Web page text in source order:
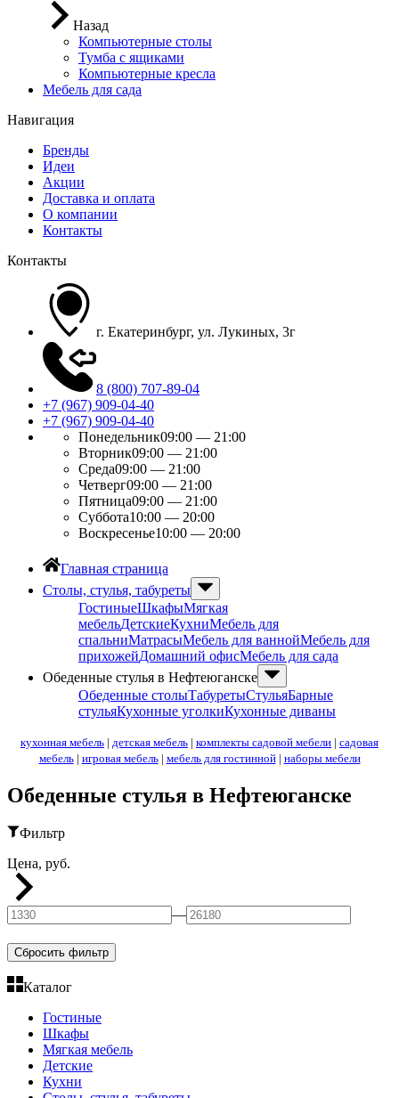
Назад
Компьютерные столы
Тумба с ящиками
Компьютерные кресла
Мебель для сада
Навигация
Бренды
Идеи
Акции
Доставка и оплата
О компании
Контакты
Контакты
г. Екатеринбург, ул. Лукиных, 3г
8 (800) 707-89-04
+7 (967) 909-04-40
+7 (967) 909-04-40
Понедельник09:00 — 21:00
Вторник09:00 — 21:00
Среда09:00 — 21:00
Четверг09:00 — 21:00
Пятница09:00 — 21:00
Суббота10:00 — 20:00
Воскресенье10:00 — 20:00
Главная страница
Столы, стулья, табуреты
ГостиныеШкафыМягкая
мебельДетскиеКухниМебель для
спальниМатрасыМебель для ваннойМебель для
прихожейДомашний офисМебель для сада
Обеденные стулья в Нефтеюганске
Обеденные столыТабуретыСтульяБарные
стульяКухонные уголкиКухонные диваны
кухонная мебель | детская мебель | комплекты садовой мебели | садовая
мебель| игровая мебель| мебель для гостинной| наборы мебели
Обеденные стулья в Нефтеюганске
Фильтр
Цена, руб.
—
Сбросить фильтр
Каталог
Гостиные
Шкафы
Мягкая мебель
Детские
Кухни